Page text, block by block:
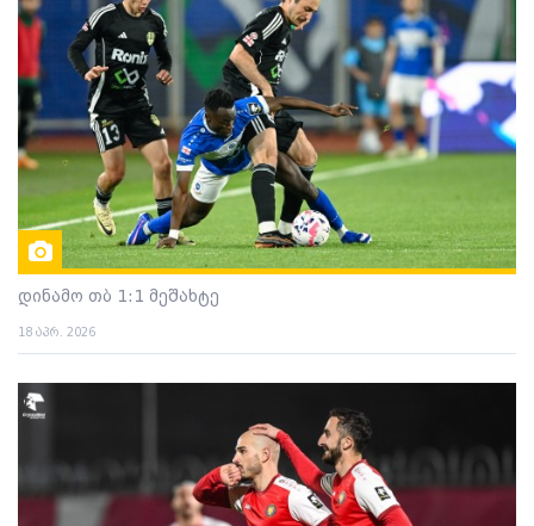
დინამო თბ 1:1 მეშახტე
18 აპრ. 2026